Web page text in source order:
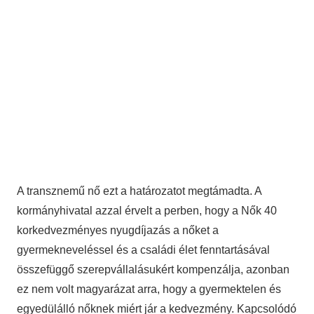
A transznemű nő ezt a határozatot megtámadta. A
kormányhivatal azzal érvelt a perben, hogy a Nők 40
korkedvezményes nyugdíjazás a nőket a
gyermekneveléssel és a családi élet fenntartásával
összefüggő szerepvállalásukért kompenzálja, azonban
ez nem volt magyarázat arra, hogy a gyermektelen és
egyedülálló nőknek miért jár a kedvezmény. Kapcsolódó